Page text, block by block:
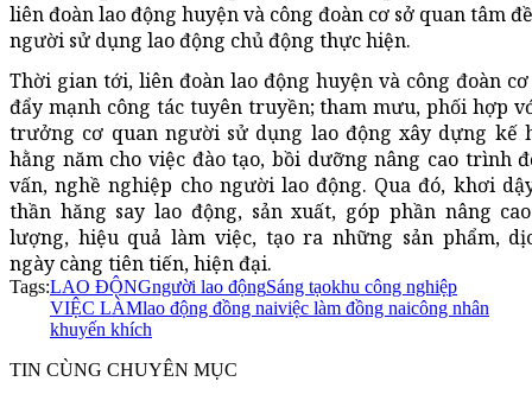
liên đoàn lao động huyện và công đoàn cơ sở quan tâm
người sử dụng lao động chủ động thực hiện.
Thời gian tới, liên đoàn lao động huyện và công đoàn cơ
đẩy mạnh công tác tuyên truyền; tham mưu, phối hợp
trưởng cơ quan người sử dụng lao động xây dựng kế
hằng năm cho việc đào tạo, bồi dưỡng nâng cao trình
vấn, nghề nghiệp cho người lao động. Qua đó, khơi
thần hăng say lao động, sản xuất, góp phần nâng
lượng, hiệu quả làm việc, tạo ra những sản phẩm,
ngày càng tiên tiến, hiện đại.
Tags:LAO ĐỘNGngười lao độngSáng tạokhu công nghiệp
VIỆC LÀMlao động đồng naiviệc làm đồng naicông nhân
khuyến khích
TIN CÙNG CHUYÊN MỤC